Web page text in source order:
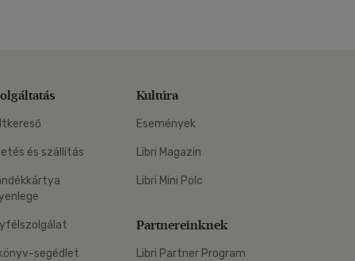
és szállítás
segédlet
Kultúra
Események
Libri Magazin
Libri Mini Polc
Partnereinknek
Libri Partner Program